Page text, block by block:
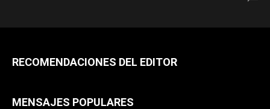
RECOMENDACIONES DEL EDITOR
MENSAJES POPULARES